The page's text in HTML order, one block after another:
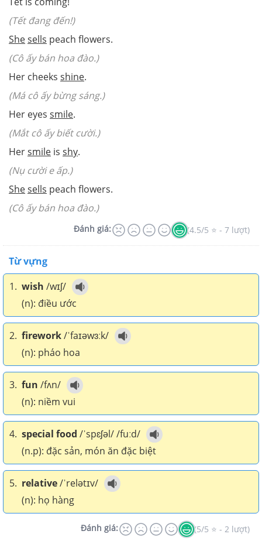
(Tết đang đến!)
Shesells peach flowers.
(Cô ấy bán hoa đào.)
Her cheeks shine.
(Má cô ấy bừng sáng.)
Her eyes smile.
(Mắt cô ấy biết cười.)
Hersmile is shy.
(Nụ cười e ấp.)
Shesells peach flowers.
(Cô ấy bán hoa đào.)
Đánh giá: (4.5/5 ⭐ - 7 lượt)
Từ vựng
1. wish /wɪʃ/
(n): điều ước
2. firework/ˈfaɪəwɜːk/
(n): pháo hoa
3. fun /fʌn/
(n): niềm vui
4. special food /ˈspɛʃəl/ /fuːd/
(n.p): đặc sản, món ăn đặc biệt
5. relative/ˈrelətɪv/
(n): họ hàng
Đánh giá: (5/5 ⭐ - 2 lượt)